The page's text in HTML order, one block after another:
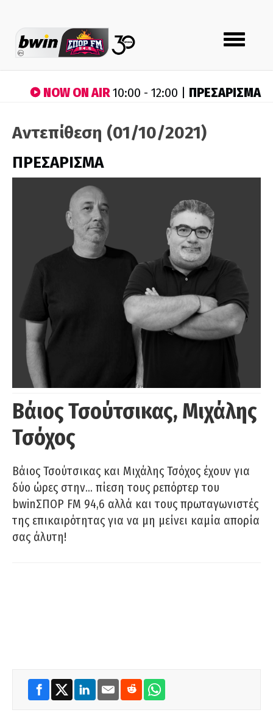
Toggle
navigation
NOW ON AIR10:00 - 12:00 | ΠΡΕΣΑΡΙΣΜΑ
Αντεπίθεση (01/10/2021)
ΠΡΕΣΑΡΙΣΜΑ
Βάιος Τσούτσικας, Μιχάλης
Τσόχος
Βάιος Τσούτσικας και Μιχάλης Τσόχος έχουν για
δύο ώρες στην… πίεση τους ρεπόρτερ του
bwinΣΠΟΡ FM 94,6 αλλά και τους πρωταγωνιστές
της επικαιρότητας για να μη μείνει καμία απορία
σας άλυτη!